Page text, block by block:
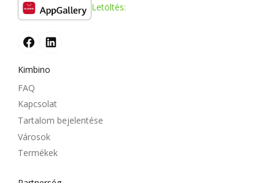
Letöltés:
Kimbino
FAQ
Kapcsolat
Tartalom bejelentése
Városok
Termékek